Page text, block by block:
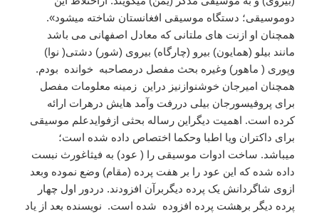
دوموسیقی؛ دستگاه موسیقی افغانستان شاخته میشود».
همچنان او ازنت های ملتانی که معادل اصفهانی می باشد
مانند بیلو (همایون) بیرو (چارگاه) بیروی (شور) دشتی( نوا)
وپوری ( ماهور) وغیره بحث مفصل درمصاحبه خوانده بودم.
همچنان امیرجان خوشنوازنیز دراین زمینه معلومات مفصل
برای پروفیسورجان بیلی دررفت وآمد هایش درهرات ارائه
کرده است. اهمیت دیگراین رساله بحثی ازفوایدعلم موسیقی
برای داکتران ویا اطبا وحکما اختصاص داده شده است؛
میباشد. ساخت ادوات موسیقی را ( عود) به فیثاغورث نبست
داده شده که این عود را بر هفت پرده (مقام) وضع نموده وبعد
ازوی شاگردانش یک پرده دیگربرآن افزودند. دردور اول چهار
پرده دیگر برهشت پرده افزوده شده است. نویسنده بعد از یاد